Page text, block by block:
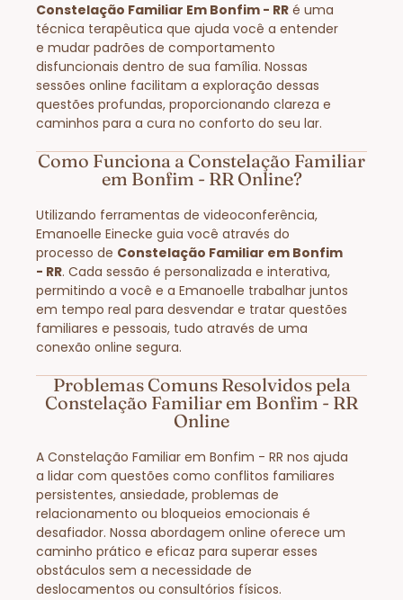
Constelação Familiar Em Bonfim - RR é uma
técnica terapêutica que ajuda você a entender
e mudar padrões de comportamento
disfuncionais dentro de sua família. Nossas
sessões online facilitam a exploração dessas
questões profundas, proporcionando clareza e
caminhos para a cura no conforto do seu lar.
Como Funciona a Constelação Familiar
em Bonfim - RR Online?
Utilizando ferramentas de videoconferência,
Emanoelle Einecke guia você através do
processo de Constelação Familiar em Bonfim
- RR. Cada sessão é personalizada e interativa,
permitindo a você e a Emanoelle trabalhar juntos
em tempo real para desvendar e tratar questões
familiares e pessoais, tudo através de uma
conexão online segura.
Problemas Comuns Resolvidos pela
Constelação Familiar em Bonfim - RR
Online
A Constelação Familiar em Bonfim - RR nos ajuda
a lidar com questões como conflitos familiares
persistentes, ansiedade, problemas de
relacionamento ou bloqueios emocionais é
desafiador. Nossa abordagem online oferece um
caminho prático e eficaz para superar esses
obstáculos sem a necessidade de
deslocamentos ou consultórios físicos.